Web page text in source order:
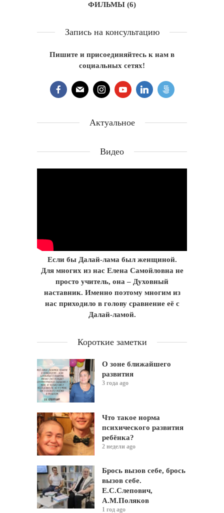
ФИЛЬМЫ (6)
Запись на консультацию
Пишите и присоединяйтесь к нам в
социальных сетях!
Актуальное
Видео
Если бы Далай-лама был женщиной.
Для многих из нас Елена Самойловна не
просто учитель, она – Духовный
наставник. Именно поэтому многим из
нас приходило в голову сравнение её с
Далай-ламой.
Короткие заметки
О зоне ближайшего
развития
3 года ago
Что такое норма
психического развития
ребёнка?
2 недели ago
Брось вызов себе, брось
вызов себе.
Е.С.Слепович,
А.М.Поляков
1 год ago